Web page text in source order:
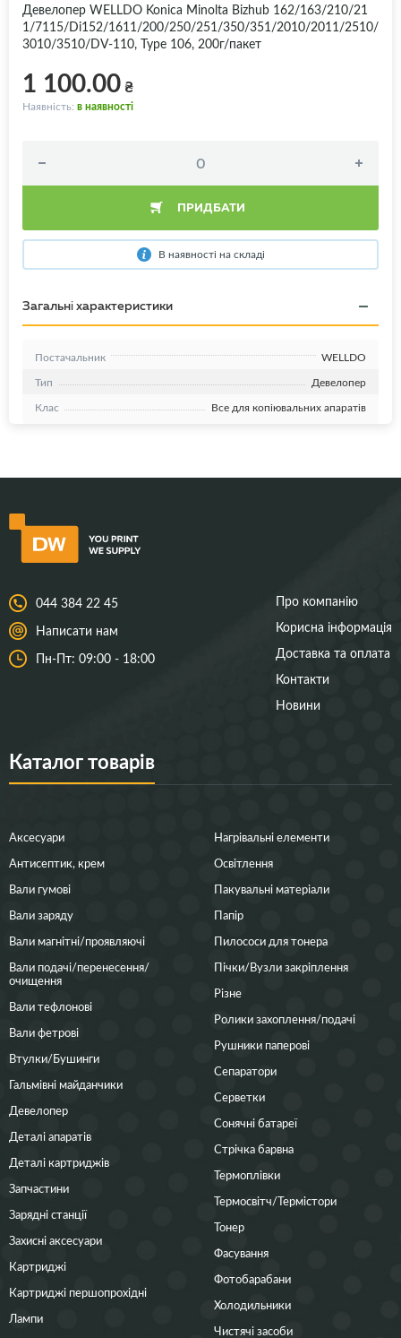
Девелопер WELLDO Konica Minolta Bizhub 162/163/210/21
1/7115/Di152/1611/200/250/251/350/351/2010/2011/2510/
3010/3510/DV-110, Type 106, 200г/пакет
1 100.00₴
Наявність: в наявності
ПРИДБАТИ
В наявності на складі
Загальні характеристики
Постачальник
WELLDO
Тип
Девелопер
Клас
Все для копіювальних апаратів
044 384 22 45
Написати нам
Пн-Пт: 09:00 - 18:00
Про компанію
Корисна інформація
Доставка та оплата
Контакти
Новини
Каталог товарів
Аксесуари
Антисептик, крем
Вали гумові
Вали заряду
Вали магнітні/проявляючі
Вали подачі/перенесення/
очищення
Вали тефлонові
Вали фетрові
Втулки/Бушинги
Гальмівні майданчики
Девелопер
Деталі апаратів
Деталі картриджів
Запчастини
Зарядні станції
Захисні аксесуари
Картриджі
Картриджі першопрохідні
Лампи
Нагрівальні елементи
Освітлення
Пакувальні матеріали
Папір
Пилососи для тонера
Пічки/Вузли закріплення
Різне
Ролики захоплення/подачі
Рушники паперові
Сепаратори
Серветки
Сонячні батареї
Стрічка барвна
Термоплівки
Термосвітч/Термістори
Тонер
Фасування
Фотобарабани
Холодильники
Чистячі засоби